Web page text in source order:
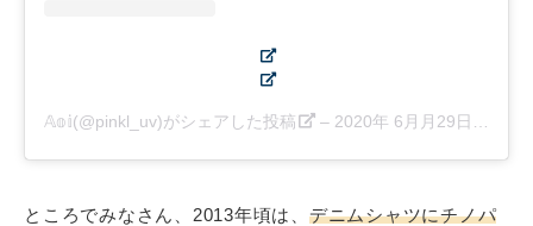
𝔸𝕠𝕚(@pinkl_uv)がシェアした投稿 – 2020年 6月月29日午前8時34分PDT
ところでみなさん、2013年頃は、 デニムシャツにチノパ